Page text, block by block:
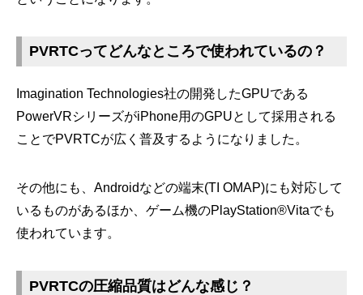
PVRTCってどんなところで使われているの？
Imagination Technologies社の開発したGPUである
PowerVRシリーズがiPhone用のGPUとして採用される
ことでPVRTCが広く普及するようになりました。
その他にも、Androidなどの端末(TI OMAP)にも対応して
いるものがあるほか、ゲーム機のPlayStation®Vitaでも
使われています。
PVRTCの圧縮品質はどんな感じ？